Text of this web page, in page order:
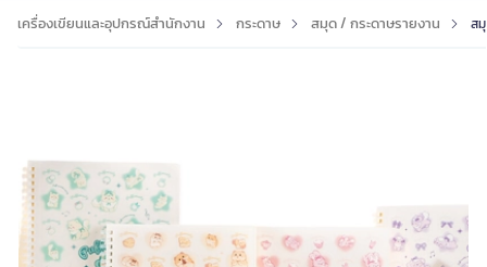
เครื่องเขียนและอุปกรณ์สำนักงาน กระดาษ สมุด / กระดาษรายงาน ส